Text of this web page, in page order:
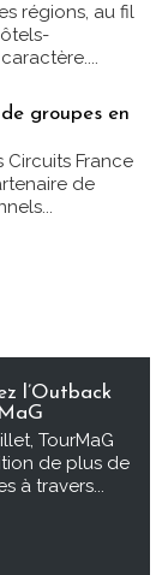
régions, au fil
groupes en
Circuits France
de
l’Outback
TourMaG
de plus de
à travers...